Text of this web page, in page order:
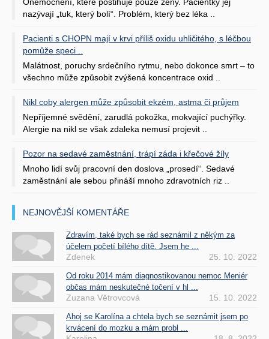
Onemocnění, které postihuje pouze ženy. Pacientky jej
nazývají „tuk, který bolí“. Problém, který bez léka ..
Pacienti s CHOPN mají v krvi příliš oxidu uhličitého, s léčbou
pomůže speci ..
Malátnost, poruchy srdečního rytmu, nebo dokonce smrt – to
všechno může způsobit zvýšená koncentrace oxid ..
Nikl coby alergen může způsobit ekzém, astma či průjem
Nepříjemné svědění, zarudlá pokožka, mokvající puchýřky.
Alergie na nikl se však zdaleka nemusí projevit ..
Pozor na sedavé zaměstnání, trápí záda i křečové žíly
Mnoho lidí svůj pracovní den doslova „prosedí“. Sedavé
zaměstnání ale sebou přináší mnoho zdravotních riz ..
NEJNOVĚJŠÍ KOMENTÁŘE
Zdravím, také bych se rád seznámil z někým za
účelem početí bílého dítě. Jsem he ...
Zdenek 25. 10. 2022
Od roku 2014 mám diagnostikovanou nemoc Meniér
občas mám neskutečné točení v hl ...
Zuzana Větrovcová 15. 10. 2022
Ahoj se Karolína a chtela bych se seznámit jsem po
krvácení do mozku a mám probl ...